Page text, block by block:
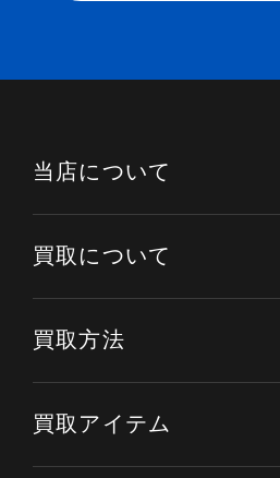
当店について
買取について
買取方法
買取アイテム